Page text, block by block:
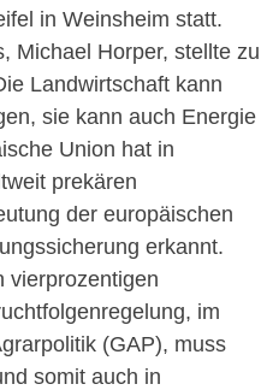
in Weinsheim statt.
Michael Horper, stellte zu
Landwirtschaft kann
sie kann auch Energie
Union hat in
prekären
der europäischen
erkannt.
vierprozentigen
im
(GAP), muss
somit auch in